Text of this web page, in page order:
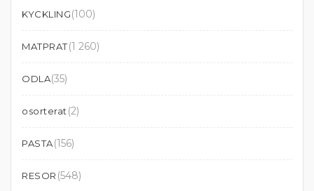
KYCKLING(100)
MATPRAT(1 260)
ODLA(35)
osorterat (2)
PASTA(156)
RESOR (548)